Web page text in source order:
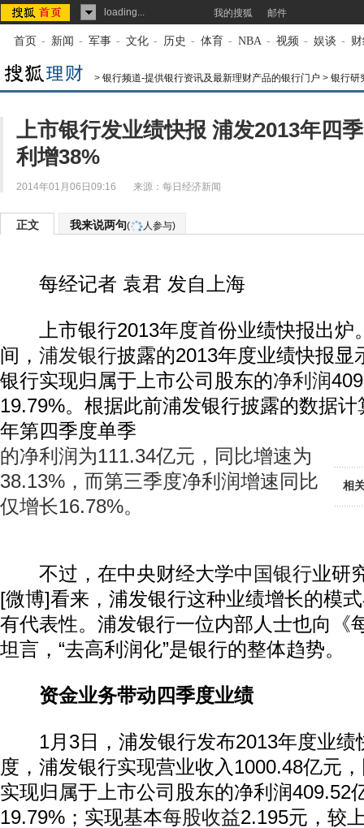
loading... 我的搜狐 邮件
首页 - 新闻 - 军事 - 文化 - 历史 - 体育 - NBA - 视频 - 娱谈 -
> 银行频道-提供银行资讯及最新理财产品的银行门户 > 银行研
上市银行发业绩快报 浦发2013年四
利增38%
2014年01月06日09:16 来源： 每日经济新闻
正文 我来说两句( 人参与)
每经记者 袁君 发自上海
上市银行2013年度首份业绩快报出炉
间， 浦发银行披露的2013年度业绩快报显
银行实现归属于上市公司股东的净利润
19.79%。根据此前浦发银行披露的数据
年第四季度单季
相
的净利润为111.34亿元，同比增速为
38.13%，而第三季度净利润增速同比
仅增长16.78%。
不过，在中央财经大学中国银行业研
[微博]看来，浦发银行这种业绩增长的模
有代表性。浦发银行一位内部人士也向《
坦言，“去高利润化”是银行的整体趋势。
资金业务带动四季度业绩
1月3日，浦发银行发布2013年度业绩
度，浦发银行实现营业收入1000.48亿元
实现归属于上市公司股东的净利润409.52
19.79%；实现基本每股收益2.195元，较